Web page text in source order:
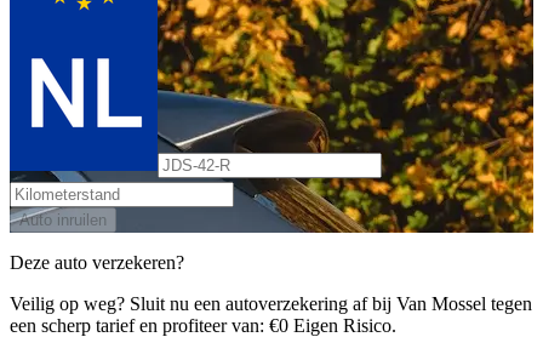
Auto inruilen
Deze auto verzekeren?
Veilig op weg? Sluit nu een autoverzekering af bij Van Mossel tegen
een scherp tarief en profiteer van: €0 Eigen Risico.